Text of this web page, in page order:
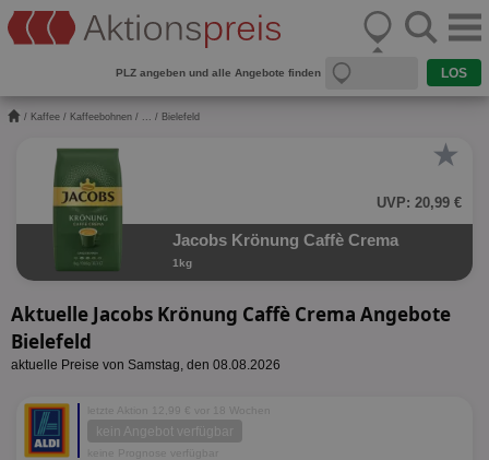
PLZ angeben und alle Angebote finden
/ Kaffee / Kaffeebohnen / ... / Bielefeld
★
UVP: 20,99 €
Jacobs Krönung Caffè Crema
1kg
Aktuelle Jacobs Krönung Caffè Crema Angebote
Bielefeld
aktuelle Preise von Samstag, den 08.08.2026
letzte Aktion 12,99 € vor 18 Wochen
kein Angebot verfügbar
keine Prognose verfügbar